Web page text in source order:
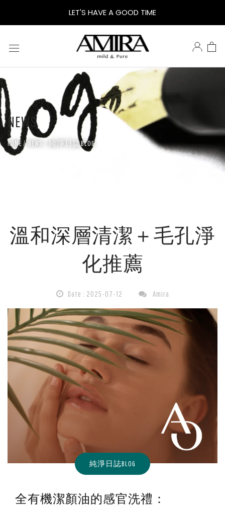
AO
卸
妝
油
有
顏
油，
溫
卸
妝
LET'S HAVE A GOOD TIME
NEWS
HOME NEWS 純淨日誌BLOG
溫和深層清潔＋毛孔淨
化推薦
Date : 2025-07-12 Amira
純淨日誌BLOG
全有機潔顏油的感官洗禮：